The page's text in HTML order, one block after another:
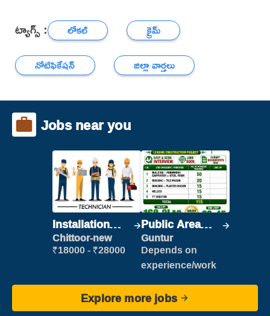
ట్యాగ్స్ : లోకల్
క్రైమ్
నోటిఫికేషన్
జిల్లా వార్తలు
Jobs near you
Installation
Engineer/
Helper
Chittoor-new
₹18000 - ₹28000
Public Area
Cleaner
Guntur
Depends on
experience/work
Explore more jobs